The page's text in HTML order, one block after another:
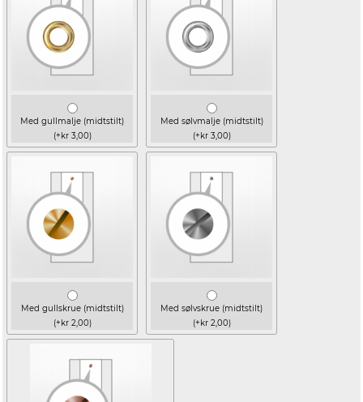
Med gullmalje (midtstilt)
(+kr 3,00)
Med sølvmalje (midtstilt)
(+kr 3,00)
Med gullskrue (midtstilt)
(+kr 2,00)
Med sølvskrue (midtstilt)
(+kr 2,00)